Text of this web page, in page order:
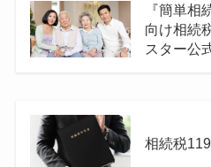
『簡単相
向け相続
スター公
相続税